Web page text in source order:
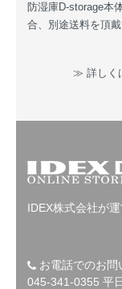
防湿庫D-storage本
合、別途送料を頂戴
≫ 詳しく
IDEX株式会社が
お電話でのお問
045-341-0355 平